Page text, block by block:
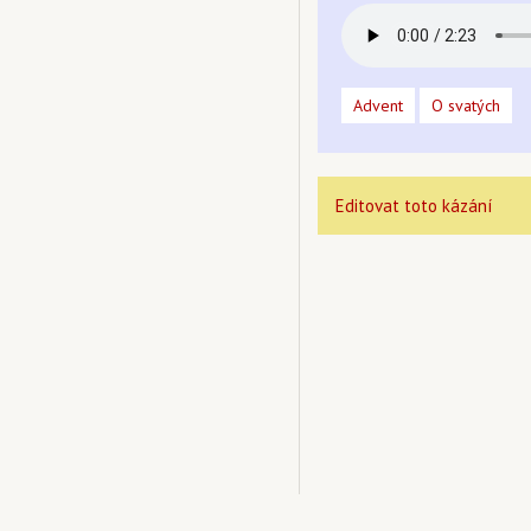
Advent O svatých
Editovat toto kázání